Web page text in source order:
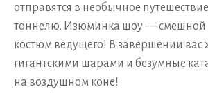
отправятся в необычное
тоннелю. Изюминка шоу — смешной
костюм ведущего! В завершении вас
гигантскими шарами и безумные
на воздушном коне!